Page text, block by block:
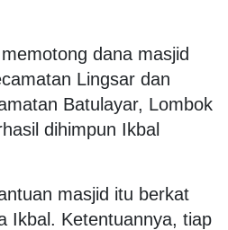
dana masjid
Lingsar dan
Batulayar, Lombok
dihimpun Ikbal
masjid itu berkat
Ikbal. Ketentuannya, tiap